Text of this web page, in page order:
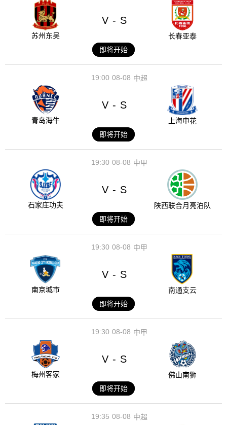
苏州东吴
V - S
长春亚泰
即将开始
08-08
19:00 中超
青岛海牛
V - S
上海申花
即将开始
08-08
19:30 中甲
石家庄功夫
V - S
陕西联合月亮泊队
即将开始
08-08
19:30 中甲
南京城市
V - S
南通支云
即将开始
08-08
19:30 中甲
梅州客家
V - S
佛山南狮
即将开始
08-08
19:35 中超